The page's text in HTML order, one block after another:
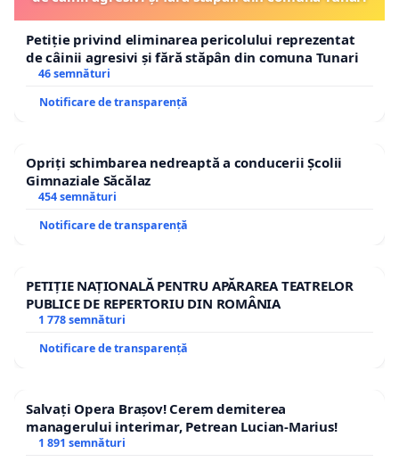
Petiție privind eliminarea pericolului reprezentat
de câinii agresivi și fără stăpân din comuna Tunari
46 semnături
Notificare de transparență
Opriți schimbarea nedreaptă a conducerii Școlii
Gimnaziale Săcălaz
454 semnături
Notificare de transparență
PETIȚIE NAȚIONALĂ PENTRU APĂRAREA TEATRELOR
PUBLICE DE REPERTORIU DIN ROMÂNIA
1 778 semnături
Notificare de transparență
Salvați Opera Brașov! Cerem demiterea
managerului interimar, Petrean Lucian-Marius!
1 891 semnături